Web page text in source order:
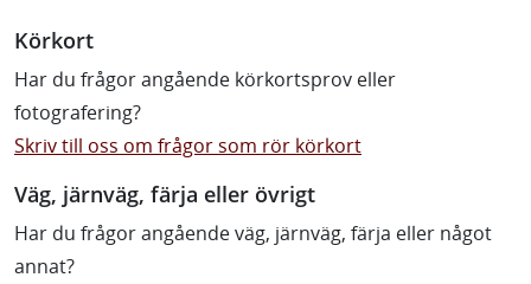
Körkort
Har du frågor angående körkortsprov eller
fotografering?
Skriv till oss om frågor som rör körkort
Väg, järnväg, färja eller övrigt
Har du frågor angående väg, järnväg, färja eller något
annat?